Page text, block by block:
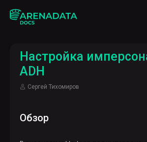
Настройка
ADH
Сергей Тихомиров
Обзор